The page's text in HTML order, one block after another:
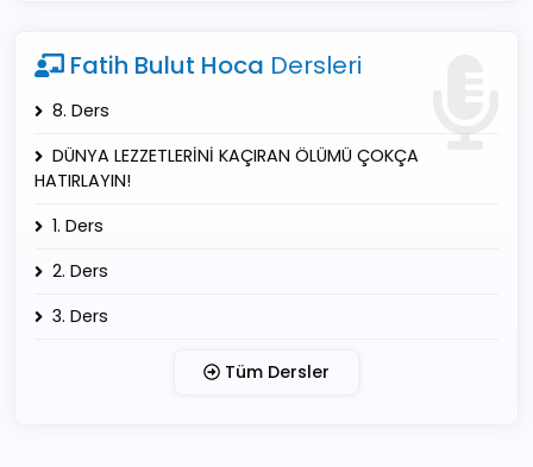
Fatih Bulut Hoca Dersleri
8. Ders
DÜNYA LEZZETLERİNİ KAÇIRAN ÖLÜMÜ ÇOKÇA
HATIRLAYIN!
1. Ders
2. Ders
3. Ders
Tüm Dersler